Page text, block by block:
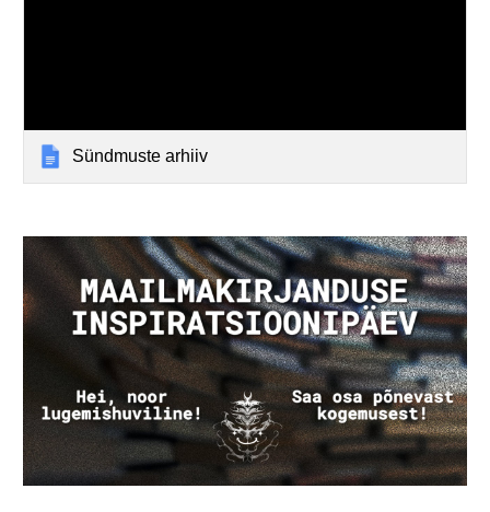
Sündmuste arhiiv